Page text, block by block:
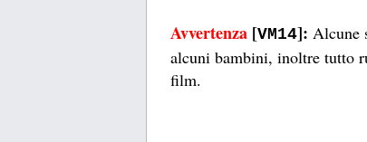
Avvertenza [VM14]: Alcune
alcuni bambini, inoltre tutto
film.